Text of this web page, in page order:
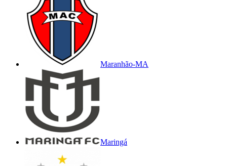
Maranhão-MA
Maringá